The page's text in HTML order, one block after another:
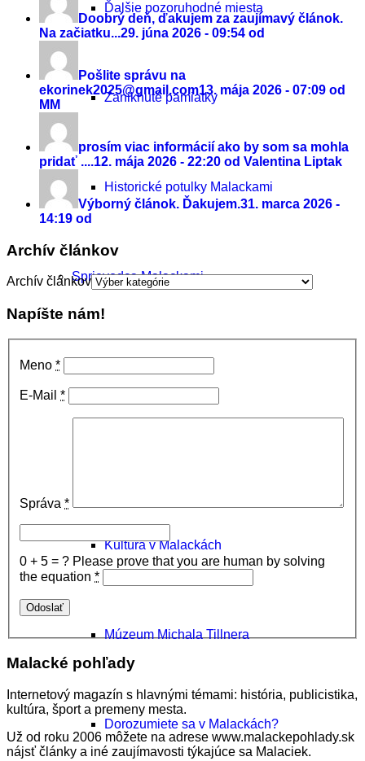
Ďalšie pozoruhodné miesta
Zaniknuté pamiatky
Historické potulky Malackami
Sprievodca Malackami
Kultúra v Malackách
Múzeum Michala Tillnera
Dorozumiete sa v Malackách?
Doobrý deň, ďakujem za zaujímavý článok.
Na začiatku...29. júna 2026 - 09:54 od
Pošlite správu na
ekorinek2025@gmail.com13. mája 2026 - 07:09 od
MM
prosím viac informácií ako by som sa mohla
pridať ....12. mája 2026 - 22:20 od Valentina Liptak
Výborný článok. Ďakujem.31. marca 2026 -
14:19 od
Archív článkov
Archív článkov
Napíšte nám!
Meno *
E-Mail *
Správa *
0 + 5 = ? Please prove that you are human by solving
the equation *
Malacké pohľady
Internetový magazín s hlavnými témami: história, publicistika,
kultúra, šport a premeny mesta.
Už od roku 2006 môžete na adrese www.malackepohlady.sk
nájsť články a iné zaujímavosti týkajúce sa Malaciek.